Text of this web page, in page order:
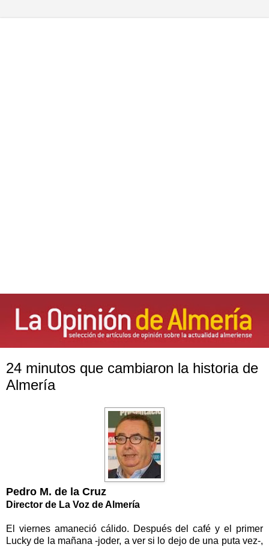
24 minutos que cambiaron la historia de
Almería
Pedro M. de la Cruz
Director de La Voz de Almería
El viernes amaneció cálido. Después del café y el primer
Lucky de la mañana -joder, a ver si lo dejo de una puta vez-,